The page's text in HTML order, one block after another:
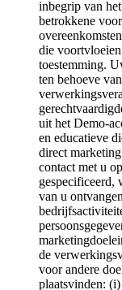
inbegrip van
betrokkene
die
toestemming.
ten behoeve
uit het Demo-
en educatieve
direct
contact met u
gespecificeerd,
van u
de
voor andere
plaatsvinden: